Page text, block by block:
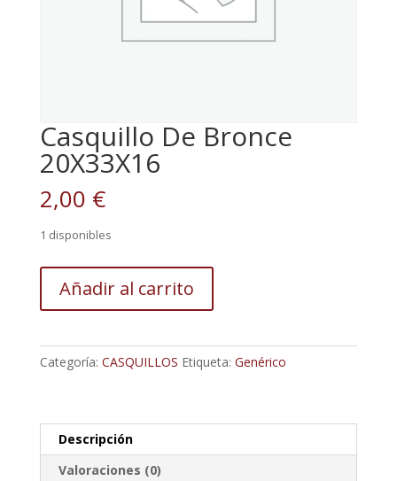
Casquillo De Bronce
20X33X16
2,00 €
1 disponibles
cantidad
Añadir al carrito
Categoría: CASQUILLOS Etiqueta: Genérico
Descripción
Valoraciones (0)